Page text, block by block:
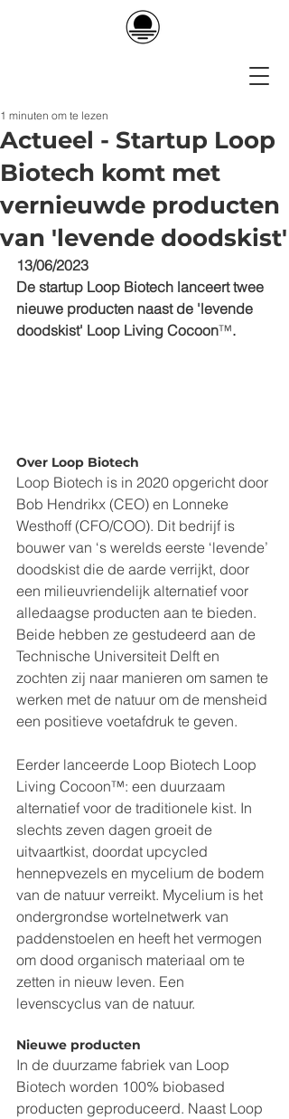
Actueel - Startup Loop
Biotech komt met
vernieuwde producten
van 'levende doodskist'
1 minuten om te lezen
13/06/2023
De startup Loop Biotech lanceert twee
nieuwe producten naast de 'levende
doodskist' Loop Living Cocoon™.
Over Loop Biotech
Loop Biotech is in 2020 opgericht door
Bob Hendrikx (CEO) en Lonneke
Westhoff (CFO/COO). Dit bedrijf is
bouwer van ‘s werelds eerste ‘levende’
doodskist die de aarde verrijkt, door
een milieuvriendelijk alternatief voor
alledaagse producten aan te bieden.
Beide hebben ze gestudeerd aan de
Technische Universiteit Delft en
zochten zij naar manieren om samen te
werken met de natuur om de mensheid
een positieve voetafdruk te geven.
Eerder lanceerde Loop Biotech Loop
Living Cocoon™: een duurzaam
alternatief voor de traditionele kist. In
slechts zeven dagen groeit de
uitvaartkist, doordat upcycled
hennepvezels en mycelium de bodem
van de natuur verreikt. Mycelium is het
ondergrondse wortelnetwerk van
paddenstoelen en heeft het vermogen
om dood organisch materiaal om te
zetten in nieuw leven. Een
levenscyclus van de natuur.
Nieuwe producten
In de duurzame fabriek van Loop
Biotech worden 100% biobased
producten geproduceerd. Naast Loop